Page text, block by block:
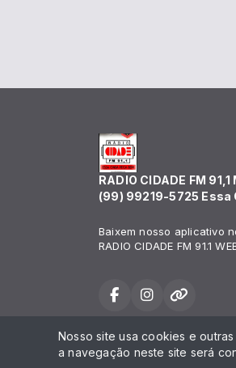
RADIO CIDADE FM
(99) 99219-5725 Essa
Baixem nosso aplicativo
RADIO CIDADE FM 91.1
Todos os direitos reservados.
Nosso site usa cookies e
a navegação neste site será